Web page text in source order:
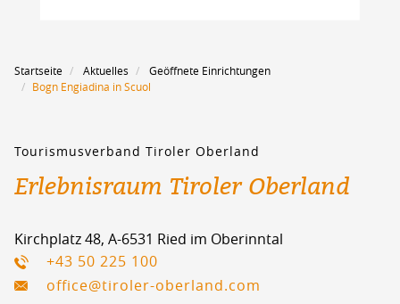
Startseite Aktuelles
Geöffnete Einrichtungen
Bogn Engiadina in Scuol
Tourismusverband Tiroler Oberland
Erlebnisraum Tiroler Oberland
Kirchplatz 48, A-6531 Ried im Oberinntal
+43 50 225 100
office@tiroler-oberland.com